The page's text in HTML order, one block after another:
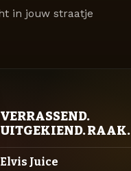
in jouw straatje
VERRASSEND.
UITGEKIEND. RAAK.
Elvis Juice